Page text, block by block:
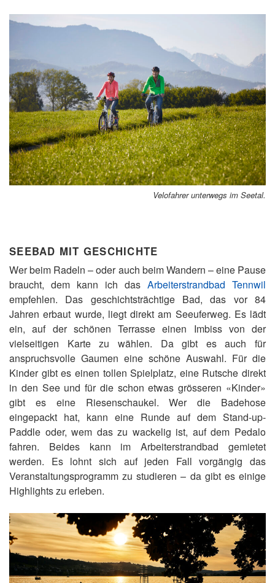
Velofahrer unterwegs im Seetal.
SEEBAD MIT GESCHICHTE
Wer beim Radeln – oder auch beim Wandern – eine Pause
braucht, dem kann ich das Arbeiterstrandbad Tennwil
empfehlen. Das geschichtsträchtige Bad, das vor 84
Jahren erbaut wurde, liegt direkt am Seeuferweg. Es lädt
ein, auf der schönen Terrasse einen Imbiss von der
vielseitigen Karte zu wählen. Da gibt es auch für
anspruchsvolle Gaumen eine schöne Auswahl. Für die
Kinder gibt es einen tollen Spielplatz, eine Rutsche direkt
in den See und für die schon etwas grösseren «Kinder»
gibt es eine Riesenschaukel. Wer die Badehose
eingepackt hat, kann eine Runde auf dem Stand-up-
Paddle oder, wem das zu wackelig ist, auf dem Pedalo
fahren. Beides kann im Arbeiterstrandbad gemietet
werden. Es lohnt sich auf jeden Fall vorgängig das
Veranstaltungsprogramm zu studieren – da gibt es einige
Highlights zu erleben.